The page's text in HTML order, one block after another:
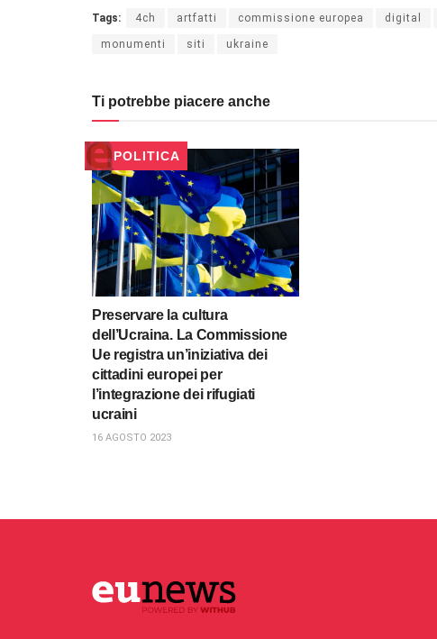
Tags: 4ch artfatti commissione europea digital
monumenti siti ukraine
Ti potrebbe piacere anche
POLITICA
Preservare la cultura
dell’Ucraina. La Commissione
Ue registra un’iniziativa dei
cittadini europei per
l’integrazione dei rifugiati
ucraini
16 AGOSTO 2023